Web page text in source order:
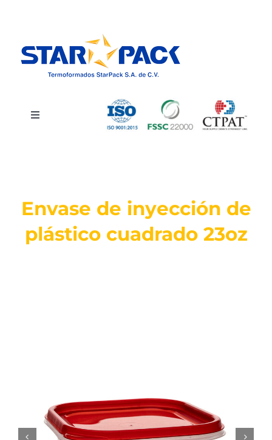
contenido
Toggle
SERVICIOS
Spanish
Envase de inyección de
plástico cuadrado 23oz